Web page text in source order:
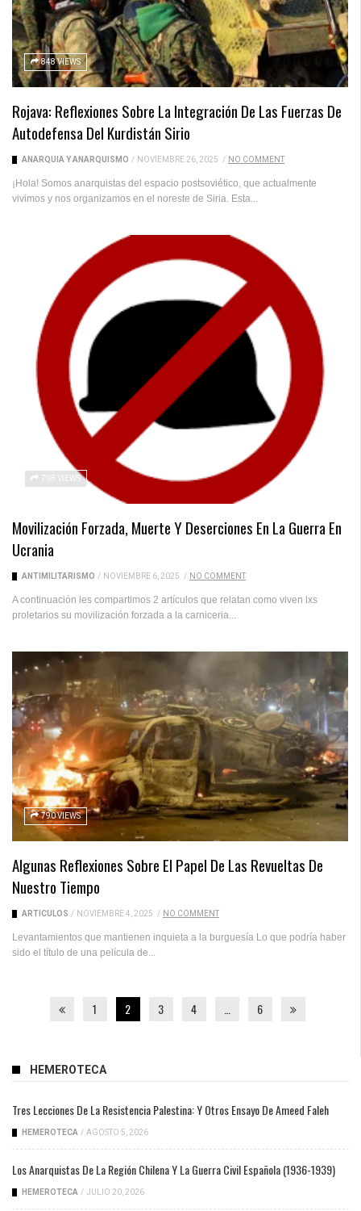
848 VIEWS
Rojava: Reflexiones Sobre La Integración De Las Fuerzas De
Autodefensa Del Kurdistán Sirio
ANARQUÍA Y ANARQUISMO / NOVIEMBRE 26, 2025 / NO COMMENT
¡Hola! Somos anarquistas del espacio postsoviético, que actualmente
vivimos y nos organizamos en el noreste de Siria. Esta...
798 VIEWS
Movilización Forzada, Muerte Y Deserciones En La Guerra En
Ucrania
ANTIMILITARISMO / NOVIEMBRE 6, 2025 / NO COMMENT
A continuación les compartimos 2 artículos que relatan como viven lxs
proletarios su movilización forzada a la carniceria...
790 VIEWS
Algunas Reflexiones Sobre El Papel De Las Revueltas De
Nuestro Tiempo
ARTICULOS / NOVIEMBRE 4, 2025 / NO COMMENT
Levantamientos que mantienen inquieta a la burguesía Lo que podría haber
sido el título de una película de...
1 2 3 4 6
HEMEROTECA
Tres Lecciones De La Resistencia Palestina: Y Otros Ensayo De Ameed Faleh
HEMEROTECA / AGOSTO 5, 2026
Los Anarquistas De La Región Chilena Y La Guerra Civil Española (1936-1939)
HEMEROTECA / JULIO 20, 2026